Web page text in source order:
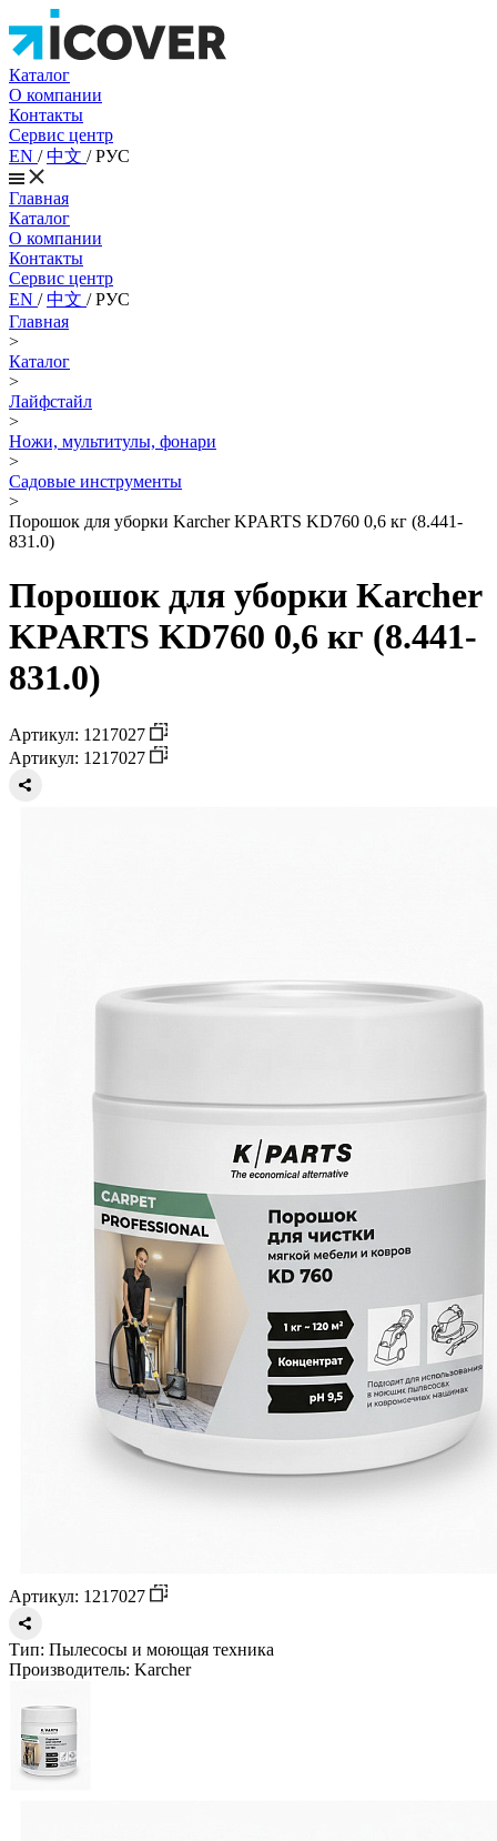
Каталог
О компании
Контакты
Сервис центр
EN /中文 /РУС
Главная
Каталог
О компании
Контакты
Сервис центр
EN /中文 /РУС
Главная
>
Каталог
>
Лайфстайл
>
Ножи, мультитулы, фонари
>
Садовые инструменты
>
Порошок для уборки Karcher KPARTS KD760 0,6 кг (8.441-
831.0)
Порошок для уборки Karcher
KPARTS KD760 0,6 кг (8.441-
831.0)
Артикул: 1217027
Артикул: 1217027
Артикул: 1217027
Тип: Пылесосы и моющая техника
Производитель: Karcher